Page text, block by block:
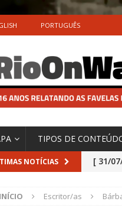
PORTUGUÊS
TIPOS DE
NOTÍCIAS [ 31/
[ 29/
INÍCIO Escritor/as